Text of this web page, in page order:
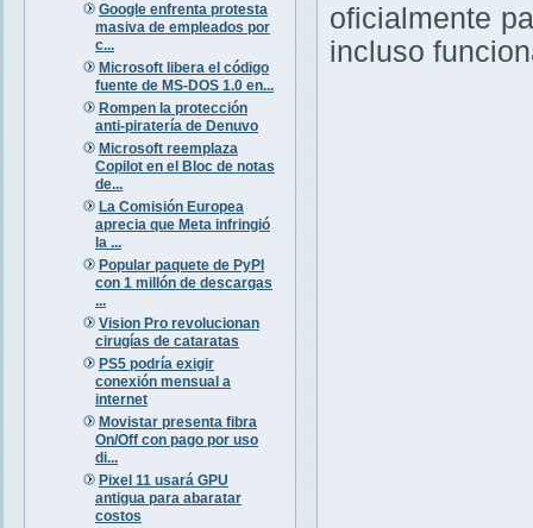
Google enfrenta protesta
masiva de empleados por
c...
Microsoft libera el código
fuente de MS-DOS 1.0 en...
Rompen la protección
anti-piratería de Denuvo
Microsoft reemplaza
Copilot en el Bloc de notas
de...
La Comisión Europea
aprecia que Meta infringió
la ...
Popular paquete de PyPI
con 1 millón de descargas
...
Vision Pro revolucionan
cirugías de cataratas
PS5 podría exigir
conexión mensual a
internet
Movistar presenta fibra
On/Off con pago por uso
di...
Pixel 11 usará GPU
antigua para abaratar
costos
oficialmente
incluso